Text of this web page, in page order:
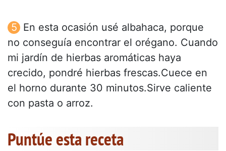
En esta ocasión usé albahaca, porque
no conseguía encontrar el orégano. Cuando
mi jardín de hierbas aromáticas haya
crecido, pondré hierbas frescas.Cuece en
el horno durante 30 minutos.Sirve caliente
con pasta o arroz.
Puntúe esta receta